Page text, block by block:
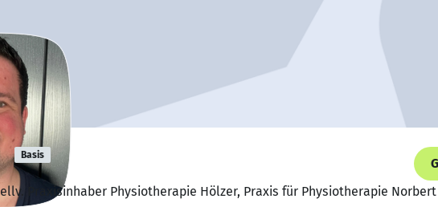
Basis
Praxisinhaber Physiotherapie Hölzer, Praxis für Physiotherapie